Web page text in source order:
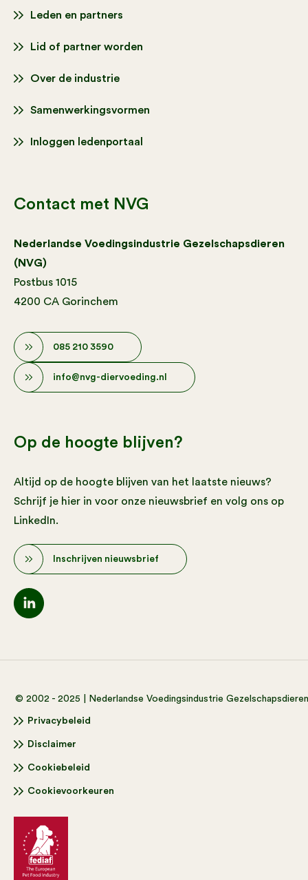
Leden en partners
Lid of partner worden
Over de industrie
Samenwerkingsvormen
Inloggen ledenportaal
Contact met NVG
Nederlandse Voedingsindustrie Gezelschapsdieren
(NVG)
Postbus 1015
4200 CA Gorinchem
085 210 3590
info@nvg-diervoeding.nl
Op de hoogte blijven?
Altijd op de hoogte blijven van het laatste nieuws?
Schrijf je hier in voor onze nieuwsbrief en volg ons op
LinkedIn.
Inschrijven nieuwsbrief
© 2002 - 2025 | Nederlandse Voedingsindustrie
Privacybeleid
Disclaimer
Cookiebeleid
Cookievoorkeuren